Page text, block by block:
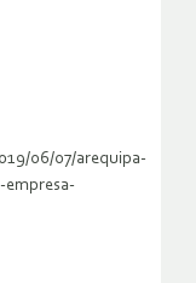
06/07/arequipa-